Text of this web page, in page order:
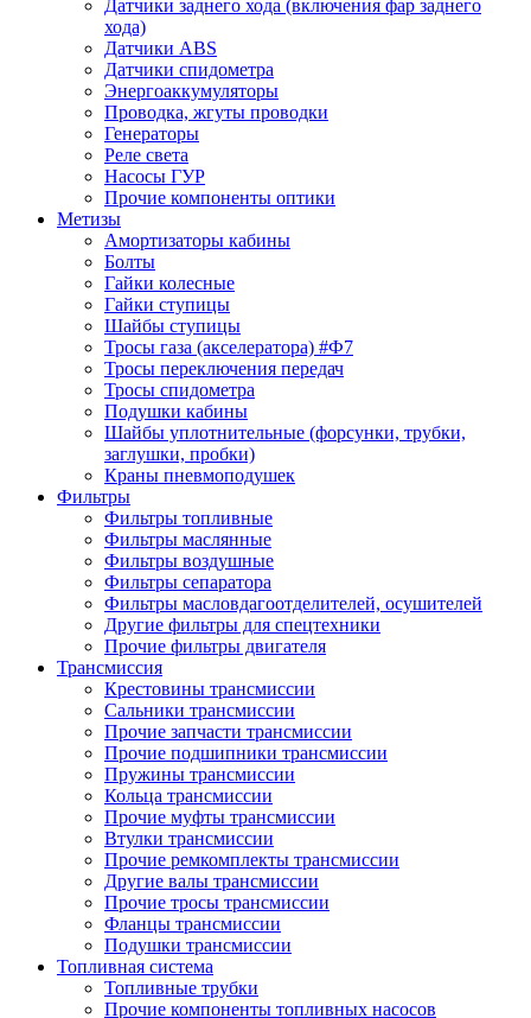
Датчики заднего хода (включения фар заднего
хода)
Датчики ABS
Датчики спидометра
Энергоаккумуляторы
Проводка, жгуты проводки
Генераторы
Реле света
Насосы ГУР
Прочие компоненты оптики
Метизы
Амортизаторы кабины
Болты
Гайки колесные
Гайки ступицы
Шайбы ступицы
Тросы газа (акселератора) #Ф7
Тросы переключения передач
Тросы спидометра
Подушки кабины
Шайбы уплотнительные (форсунки, трубки,
заглушки, пробки)
Краны пневмоподушек
Фильтры
Фильтры топливные
Фильтры маслянные
Фильтры воздушные
Фильтры сепаратора
Фильтры масловдагоотделителей, осушителей
Другие фильтры для спецтехники
Прочие фильтры двигателя
Трансмиссия
Крестовины трансмиссии
Сальники трансмиссии
Прочие запчасти трансмиссии
Прочие подшипники трансмиссии
Пружины трансмиссии
Кольца трансмиссии
Прочие муфты трансмиссии
Втулки трансмиссии
Прочие ремкомплекты трансмиссии
Другие валы трансмиссии
Прочие тросы трансмиссии
Фланцы трансмиссии
Подушки трансмиссии
Топливная система
Топливные трубки
Прочие компоненты топливных насосов